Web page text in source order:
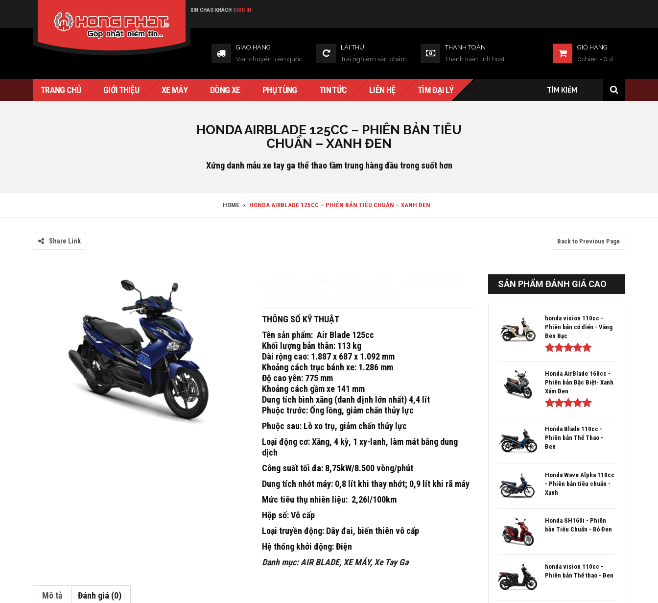
VeradoXIN CHÀO KHÁCH SIGN IN
GIAO HÀNG
Vận chuyển toàn quốc
LÁI THỬ
Trải nghiệm sản phẩm
THANH TOÁN
Thanh toán linh hoạt
GIỎ HÀNG
0chiếc - 0 ₫
TRANG CHỦ GIỚI THIỆU XE MÁY DÒNG XE PHỤ TÙNG TIN TỨC LIÊN HỆ TÌM ĐẠI LÝ
HONDA AIRBLADE 125CC – PHIÊN BẢN TIÊU
CHUẨN – XANH ĐEN
Xứng danh mẫu xe tay ga thể thao tầm trung hàng đầu trong suốt hơn
HOME › HONDA AIRBLADE 125CC – PHIÊN BẢN TIÊU CHUẨN – XANH ĐEN
Share Link Back to Previous Page
THÔNG SỐ KỸ THUẬT
Tên sản phẩm: Air Blade 125cc
Khối lượng bản thân: 113 kg
Dài rộng cao: 1.887 x 687 x 1.092 mm
Khoảng cách trục bánh xe: 1.286 mm
Độ cao yên: 775 mm
Khoảng cách gầm xe 141 mm
Dung tích bình xăng (danh định lớn nhất) 4,4 lít
Phuộc trước:Ống lồng, giảm chấn thủy lực
Phuộc sau: Lò xo trụ, giảm chấn thủy lực
Loại động cơ:Xăng, 4 kỳ, 1 xy-lanh, làm mát bằng dung
dịch
Công suất tối đa: 8,75kW/8.500 vòng/phút
Dung tích nhớt máy: 0,8 lít khi thay nhớt; 0,9 lít khi rã máy
Mức tiêu thụ nhiên liệu: 2,26l/100km
Hộp số:Vô cấp
Loại truyền động: Dây đai, biến thiên vô cấp
Hệ thống khởi động:Điện
Danh mục:AIR BLADE,XE MÁY,Xe Tay Ga
Mô tả Đánh giá (0)
SẢN PHẨM ĐÁNH GIÁ CAO
honda vision 110cc -
Phiên bản cổ điển - Vàng
Đen Bạc
Được xếp
hạng5.005
sao
Honda AirBlade 160cc -
Phiên bản Đặc Biệt- Xanh
Xám Đen
Được xếp
hạng5.00 5
sao
Honda Blade 110cc -
Phiên bản Thể Thao -
Đen
Honda Wave Alpha 110cc
- Phiên bản tiêu chuẩn -
Xanh
Honda SH160i - Phiên
bản Tiêu Chuẩn - Đỏ Đen
honda vision 110cc -
Phiên bản Thể thao - Đen